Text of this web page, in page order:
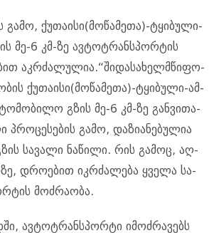
გამო, ქუ­თა­ი­სი(მო­წა­მე­თა)-ტყი­ბუ­ლი-
მე-6 კმ-ზე ავ­ტოტ­რან­სპორ­ტის
აკ­რძა­ლუ­ლია.“ში­და­სა­ხელ­მწი­ფო­
ქუ­თა­ი­სი(მო­წა­მე­თა)-ტყი­ბუ­ლი-ამ­
გზის მე-6 კმ-ზე გან­ვი­თა­
პრო­ცე­სე­ბის გამო, და­ზი­ა­ნე­ბუ­ლია
სა­ვა­ლი ნა­წი­ლი. რის გა­მოც, აღ­
დრო­ე­ბით იკ­რძა­ლე­ბა ყვე­ლა სა­
მოძ­რა­ო­ბა.
ავ­ტოტ­რან­სპორ­ტი იმოძ­რა­ვებს